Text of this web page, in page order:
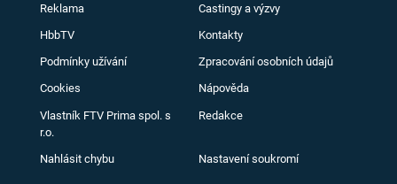
Reklama Castingy a výzvy
HbbTV Kontakty
Podmínky užívání Zpracování osobních údajů
Cookies Nápověda
Vlastník FTV Prima spol. s
r.o.
Redakce
Nahlásit chybu Nastavení soukromí